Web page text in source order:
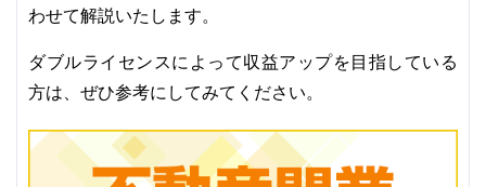
わせて解説いたします。
ダブルライセンスによって収益アップを目指している
方は、ぜひ参考にしてみてください。